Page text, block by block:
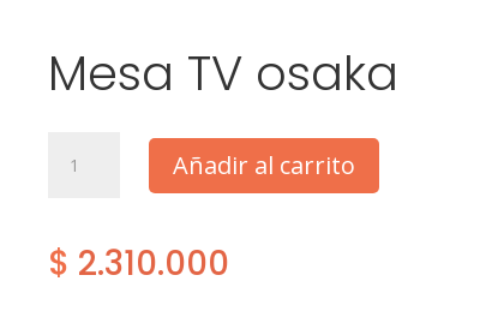
Mesa TV osaka
Añadir al carrito
$ 2.310.000